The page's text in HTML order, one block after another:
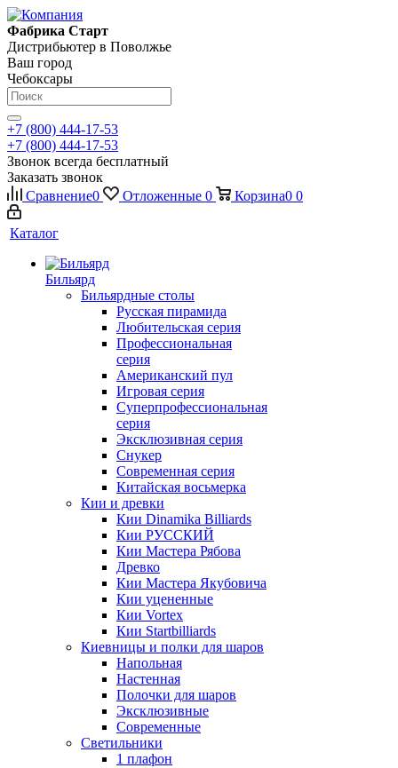
Фабрика Старт
Дистрибьютер в Поволжье
Ваш город
Чебоксары
+7 (800) 444-17-53
+7 (800) 444-17-53
Звонок всегда бесплатный
Заказать звонок
Сравнение0 Отложенные 0 Корзина0 0
Каталог
Бильярд
Бильярдные столы
Русская пирамида
Любительская серия
Профессиональная
серия
Американский пул
Игровая серия
Суперпрофессиональная
серия
Эксклюзивная серия
Снукер
Современная серия
Китайская восьмерка
Кии и древки
Кии Dinamika Billiards
Кии РУССКИЙ
Кии Мастера Рябова
Древко
Кии Мастера Якубовича
Кии уцененные
Кии Vortex
Кии Startbilliards
Киевницы и полки для шаров
Напольная
Настенная
Полочки для шаров
Эксклюзивные
Современные
Светильники
1 плафон